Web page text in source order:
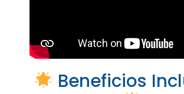
Beneficios